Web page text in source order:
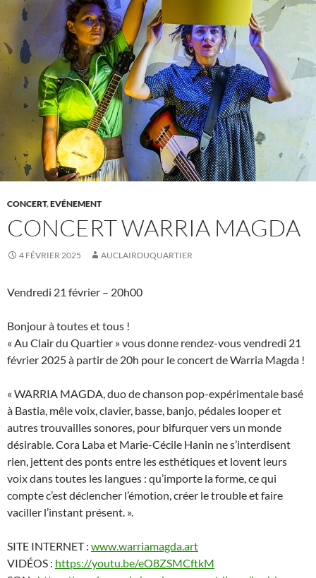
CONCERT,EVÉNEMENT
CONCERT WARRIA MAGDA
4 FÉVRIER 2025 AUCLAIRDUQUARTIER
Vendredi 21 février – 20h00
Bonjour à toutes et tous !
« Au Clair du Quartier » vous donne rendez-vous vendredi 21
février 2025 à partir de 20h pour le concert de Warria Magda !
« WARRIA MAGDA, duo de chanson pop-expérimentale basé
à Bastia, mêle voix, clavier, basse, banjo, pédales looper et
autres trouvailles sonores, pour bifurquer vers un monde
désirable. Cora Laba et Marie-Cécile Hanin ne s’interdisent
rien, jettent des ponts entre les esthétiques et lovent leurs
voix dans toutes les langues : qu’importe la forme, ce qui
compte c’est déclencher l’émotion, créer le trouble et faire
vaciller l’instant présent. ».
SITE INTERNET : www.warriamagda.art
VIDÉOS : https://youtu.be/eO8ZSMCftkM